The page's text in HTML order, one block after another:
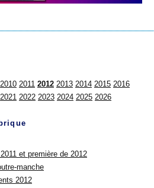
2010 2011 2012 2013 2014 2015 2016
2021 2022 2023 2024 2025 2026
et première de 2012
manche
2012